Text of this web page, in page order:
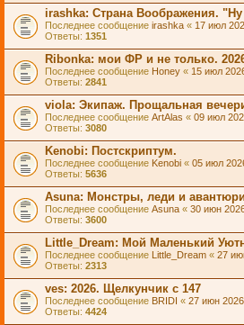
irashka: Страна Воображения.
Последнее сообщение irashka « 17 июл
Ответы: 1351
Ribonkа: мои ФР и не только.
Последнее сообщение Honey « 15 июл
Ответы: 2841
viola: Экипаж. Прощальная
Последнее сообщение ArtAlas « 09 июл
Ответы: 3080
Kenobi: Постскриптум.
Последнее сообщение Kenobi « 05 июл
Ответы: 5636
Asuna: Монстры, леди и
Последнее сообщение Asuna « 30 июн
Ответы: 3600
Little_Dream: Мой Маленький
Последнее сообщение Little_Dream « 27
Ответы: 2313
ves: 2026. Щелкунчик с 147
Последнее сообщение BRIDI « 27 июн
Ответы: 4424